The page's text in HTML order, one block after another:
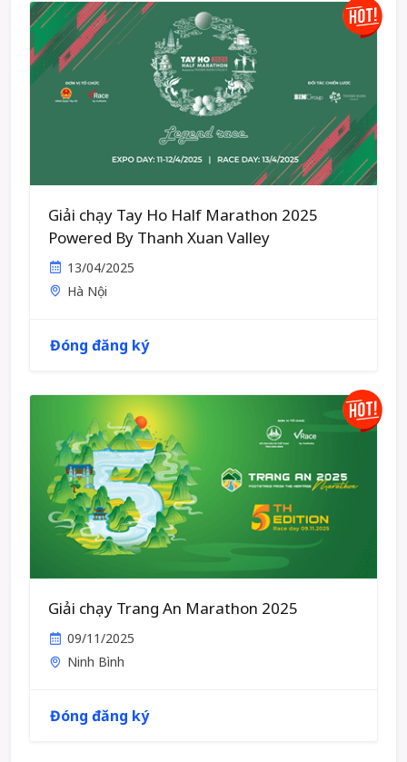
Giải chạy Tay Ho Half Marathon 2025
Powered By Thanh Xuan Valley
13/04/2025
Hà Nội
Đóng đăng ký
Giải chạy Trang An Marathon 2025
09/11/2025
Ninh Bình
Đóng đăng ký